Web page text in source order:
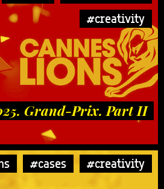
#creativity
Grand-Prix. Part II
#cases #creativity